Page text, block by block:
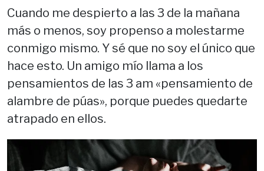
Cuando me despierto a las 3 de la mañana
más o menos, soy propenso a molestarme
conmigo mismo. Y sé que no soy el único que
hace esto. Un amigo mío llama a los
pensamientos de las 3 am «pensamiento de
alambre de púas», porque puedes quedarte
atrapado en ellos.